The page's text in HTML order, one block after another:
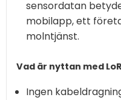
sensordatan
mobilapp, ett
molntjänst.
Vad är nyttan med
Ingen